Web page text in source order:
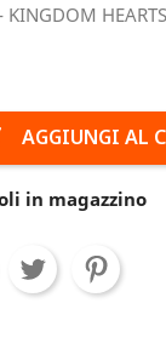
AGGIUNGI AL
in magazzino